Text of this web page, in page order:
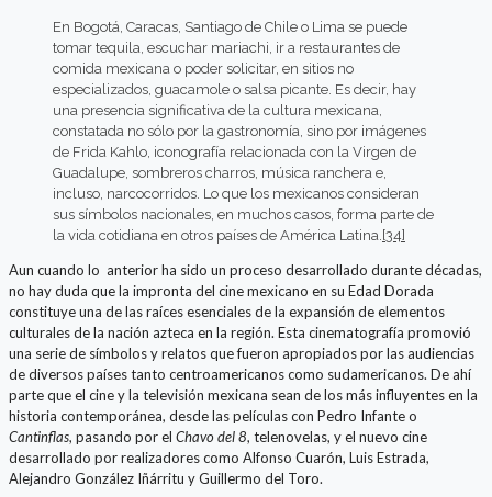
En Bogotá, Caracas, Santiago de Chile o Lima se puede
tomar tequila, escuchar mariachi, ir a restaurantes de
comida mexicana o poder solicitar, en sitios no
especializados, guacamole o salsa picante. Es decir, hay
una presencia significativa de la cultura mexicana,
constatada no sólo por la gastronomía, sino por imágenes
de Frida Kahlo, iconografía relacionada con la Virgen de
Guadalupe, sombreros charros, música ranchera e,
incluso, narcocorridos. Lo que los mexicanos consideran
sus símbolos nacionales, en muchos casos, forma parte de
la vida cotidiana en otros países de América Latina. [34]
Aun cuando lo anterior ha sido un proceso desarrollado durante décadas,
no hay duda que la impronta del cine mexicano en su Edad Dorada
constituye una de las raíces esenciales de la expansión de elementos
culturales de la nación azteca en la región. Esta cinematografía promovió
una serie de símbolos y relatos que fueron apropiados por las audiencias
de diversos países tanto centroamericanos como sudamericanos. De ahí
parte que el cine y la televisión mexicana sean de los más influyentes en la
historia contemporánea, desde las películas con Pedro Infante o
Cantinflas, pasando por el Chavo del 8, telenovelas, y el nuevo cine
desarrollado por realizadores como Alfonso Cuarón, Luis Estrada,
Alejandro González Iñárritu y Guillermo del Toro.